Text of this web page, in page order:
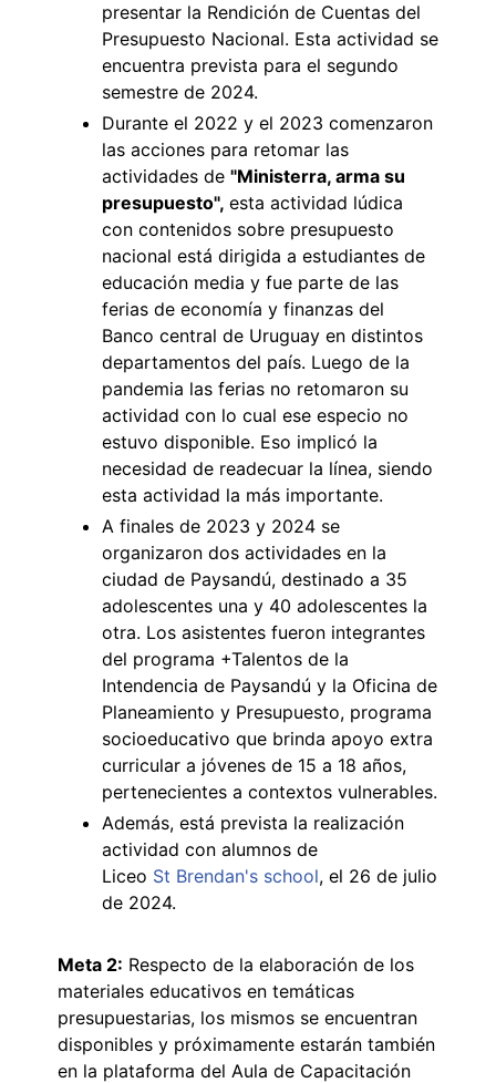
presentar la Rendición de Cuentas del
Presupuesto Nacional. Esta actividad se
encuentra prevista para el segundo
semestre de 2024.
Durante el 2022 y el 2023 comenzaron
las acciones para retomar las
actividades de "Ministerra, arma su
presupuesto", esta actividad lúdica
con contenidos sobre presupuesto
nacional está dirigida a estudiantes de
educación media y fue parte de las
ferias de economía y finanzas del
Banco central de Uruguay en distintos
departamentos del país. Luego de la
pandemia las ferias no retomaron su
actividad con lo cual ese especio no
estuvo disponible. Eso implicó la
necesidad de readecuar la línea, siendo
esta actividad la más importante.
A finales de 2023 y 2024 se
organizaron dos actividades en la
ciudad de Paysandú, destinado a 35
adolescentes una y 40 adolescentes la
otra. Los asistentes fueron integrantes
del programa +Talentos de la
Intendencia de Paysandú y la Oficina de
Planeamiento y Presupuesto, programa
socioeducativo que brinda apoyo extra
curricular a jóvenes de 15 a 18 años,
pertenecientes a contextos vulnerables.
Además, está prevista la realización
actividad con alumnos de
Liceo St Brendan's school, el 26 de julio
de 2024.
Meta 2: Respecto de la elaboración de los
materiales educativos en temáticas
presupuestarias, los mismos se encuentran
disponibles y próximamente estarán también
en la plataforma del Aula de Capacitación